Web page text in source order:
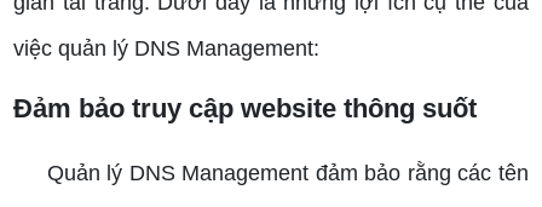
việc quản lý DNS Management:
Đảm bảo truy cập website thông suốt
Quản lý DNS Management đảm bảo rằng các tên